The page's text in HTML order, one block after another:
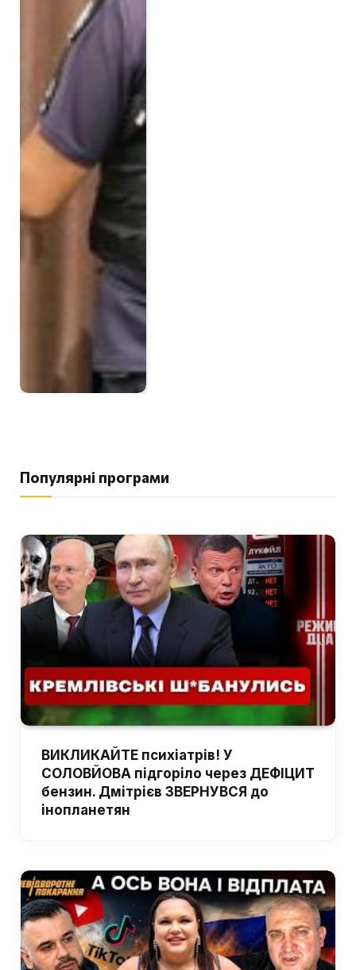
Популярні програми
ВИКЛИКАЙТЕ психіатрів! У
СОЛОВЙОВА підгоріло через ДЕФІЦИТ
бензин. Дмітрієв ЗВЕРНУВСЯ до
інопланетян